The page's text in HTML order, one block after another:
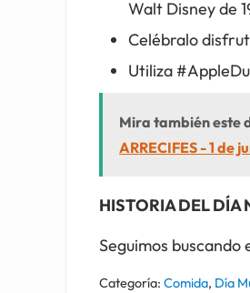
Walt Disney de
Celébralo
Utiliza
Mira también este
ARRECIFES - 1 de
HISTORIA DEL DÍA
Seguimos
Categoría:Comida, Día